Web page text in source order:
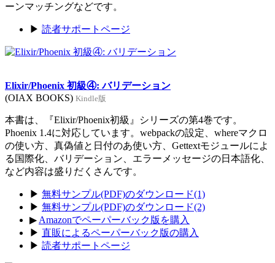
ーンマッチングなどです。
▶ 読者サポートページ
Elixir/Phoenix 初級④: バリデーション
(OIAX BOOKS) Kindle版
本書は、『Elixir/Phoenix初級』シリーズの第4巻です。
Phoenix 1.4に対応しています。webpackの設定、whereマクロ
の使い方、真偽値と日付のあ使い方、Gettextモジュールによ
る国際化、バリデーション、エラーメッセージの日本語化、
など内容は盛りだくさんです。
▶ 無料サンプル(PDF)のダウンロード(1)
▶ 無料サンプル(PDF)のダウンロード(2)
▶ Amazonでペーパーバック版を購入
▶ 直販によるペーパーバック版の購入
▶ 読者サポートページ